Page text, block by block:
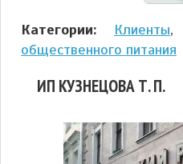
Категории: Клиенты,
общественного питания
ИП КУЗНЕЦОВА Т. П.